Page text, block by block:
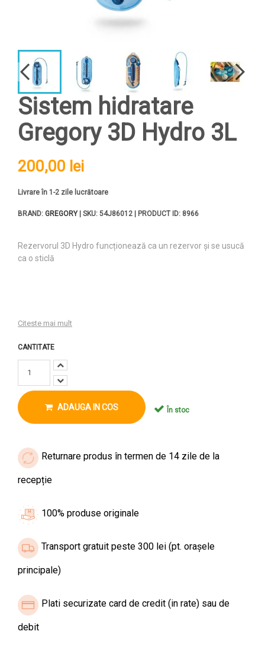
Sistem hidratare
Gregory 3D Hydro 3L
200,00 lei
Livrare în 1-2 zile lucrătoare
BRAND: GREGORY| SKU: 54J86012 | PRODUCT ID: 8966
Rezervorul 3D Hydro funcționează ca un rezervor și se usucă
ca o sticlă
Citeste mai mult
CANTITATE
ADAUGA IN COS În stoc
Returnare produs în termen de 14 zile de la
recepție
100% produse originale
Transport gratuit peste 300 lei (pt. orașele
principale)
Plati securizate card de credit (in rate) sau de
debit